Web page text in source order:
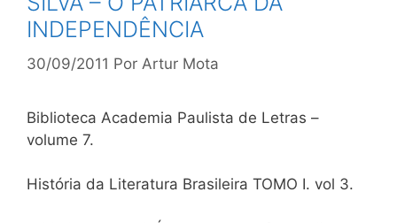
INDEPENDÊNCIA
30/09/2011 Por Artur Mota
Biblioteca Academia Paulista de Letras –
volume 7.
História da Literatura Brasileira TOMO I. vol 3.